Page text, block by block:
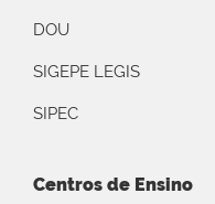
DOU
SIGEPE LEGIS
SIPEC
Centros de Ensino